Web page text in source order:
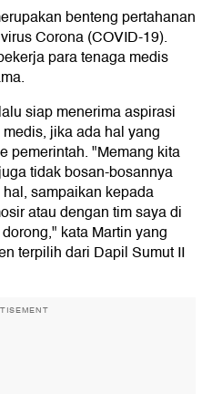
benteng pertahanan
Corona (COVID-19).
para tenaga medis
siap menerima aspirasi
jika ada hal yang
pemerintah. "Memang kita
tidak bosan-bosannya
sampaikan kepada
atau dengan tim saya di
kata Martin yang
terpilih dari Dapil Sumut II